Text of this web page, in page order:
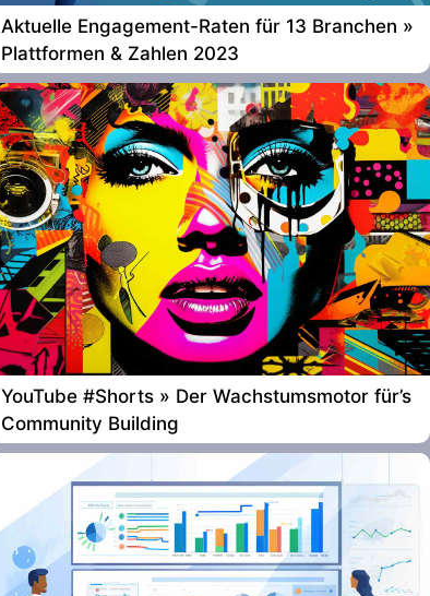
Aktuelle Engagement-Raten für 13 Branchen »
Plattformen & Zahlen 2023
YouTube #Shorts » Der Wachstumsmotor für’s
Community Building